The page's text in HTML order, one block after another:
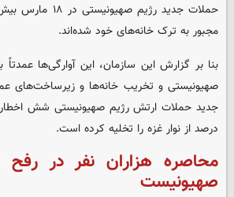
مجبور به ترک خانه‌های خود شده‌اند.
بنا بر گزارش این سازمان، این آوارگی‌ها
صهیونیستی و تخریب خانه‌ها و زیرساخت‌های
درصد از نوار غزه را تخلیه کرده است.
محاصره هزاران نفر در رفح
صهیونیست